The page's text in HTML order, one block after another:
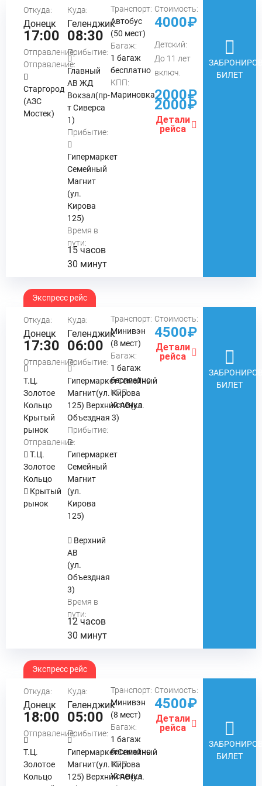
Откуда:
Донецк
17:00
Отправление:
Отправление:
Старгород
(АЗС
Мостек)
Куда:
Геленджик
08:30
Прибытие:
Главный
АВ ЖД
Вокзал(пр-
т Сиверса
1)
Прибытие:
Гипермаркет
Семейный
Магнит
(ул.
Кирова
125)
Время в
пути:
15 часов
30 минут
Транспорт:
Автобус
(50 мест)
Багаж:
1 багаж
бесплатно
КПП:
Мариновка
Стоимость:
4000₽
Детский:
До 11 лет
включ.
2000₽
2000₽
Детали
рейса
БИЛЕТ
Экспресс рейс
Откуда:
Донецк
17:30
Отправление:
Т.Ц.
Золотое
Кольцо
Крытый
рынок
Отправление:
Т.Ц.
Золотое
Кольцо
Крытый
рынок
Куда:
Геленджик
06:00
Прибытие:
ГипермаркетСемейный
Магнит(ул. Кирова
125) Верхний АВ(ул.
Объездная 3)
Прибытие:
Гипермаркет
Семейный
Магнит
(ул.
Кирова
125)
Верхний
АВ
(ул.
Объездная
3)
Время в
пути:
12 часов
30 минут
Транспорт:
Минивэн
(8 мест)
Багаж:
1 багаж
бесплатно
КПП:
Успенка
Стоимость:
4500₽
Детали
рейса
БИЛЕТ
Экспресс рейс
Откуда:
Донецк
18:00
Отправление:
Т.Ц.
Золотое
Кольцо
Куда:
Геленджик
05:00
Прибытие:
ГипермаркетСемейный
Магнит(ул. Кирова
125) Верхний АВ(ул.
Транспорт:
Минивэн
(8 мест)
Багаж:
1 багаж
бесплатно
КПП:
Успенка
Стоимость:
4500₽
Детали
рейса
БИЛЕТ